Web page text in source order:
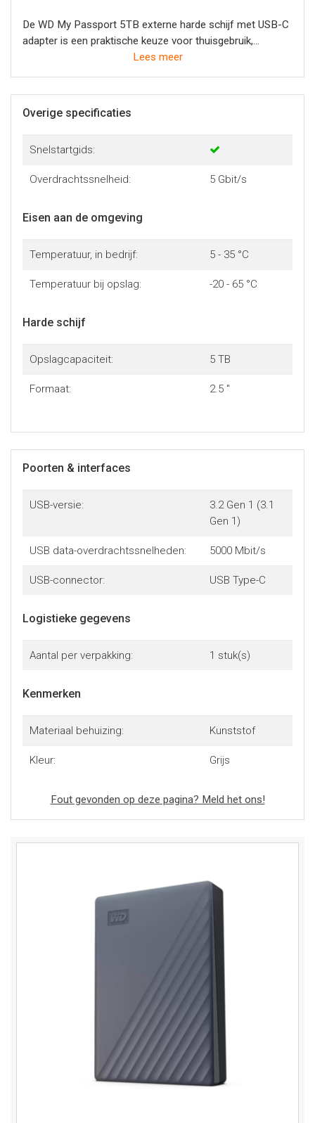
De WD My Passport 5TB externe harde schijf met USB-C
adapter is een praktische keuze voor thuisgebruik,
kantoorwerk, studie en onderweg. Je gebruikt de schijf als
Yorcom adviseren we externe opslag vooral als onderdeel
van een goede back-uproutine, zodat je belangrijke data
Lees meer
Overige specificaties
Snelstartgids:
Overdrachtssnelheid: 5 Gbit/s
Eisen aan de omgeving
Temperatuur, in bedrijf: 5 - 35 °C
Temperatuur bij opslag: -20 - 65 °C
Harde schijf
Opslagcapaciteit: 5 TB
Formaat: 2.5 "
Poorten & interfaces
USB-versie:
3.2 Gen 1 (3.1
Gen 1)
USB data-overdrachtssnelheden: 5000 Mbit/s
USB-connector: USB Type-C
Logistieke gegevens
Aantal per verpakking: 1 stuk(s)
Kenmerken
Materiaal behuizing: Kunststof
Kleur: Grijs
Fout gevonden op deze pagina? Meld het ons!